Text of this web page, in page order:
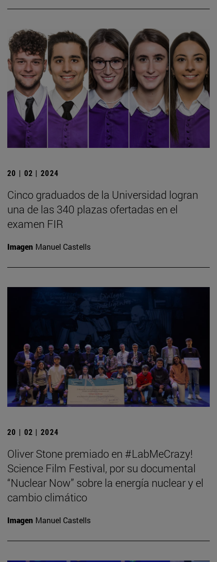
20 | 02 | 2024
Cinco graduados de la Universidad logran
una de las 340 plazas ofertadas en el
examen FIR
Imagen Manuel Castells
20 | 02 | 2024
Oliver Stone premiado en #LabMeCrazy!
Science Film Festival, por su documental
“Nuclear Now” sobre la energía nuclear y el
cambio climático
Imagen Manuel Castells